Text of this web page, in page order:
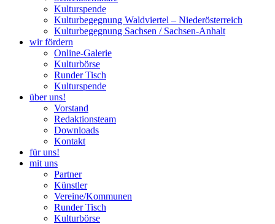
Kulturspende
Kulturbegegnung Waldviertel – Niederösterreich
Kulturbegegnung Sachsen / Sachsen-Anhalt
wir fördern
Online-Galerie
Kulturbörse
Runder Tisch
Kulturspende
über uns!
Vorstand
Redaktionsteam
Downloads
Kontakt
für uns!
mit uns
Partner
Künstler
Vereine/Kommunen
Runder Tisch
Kulturbörse